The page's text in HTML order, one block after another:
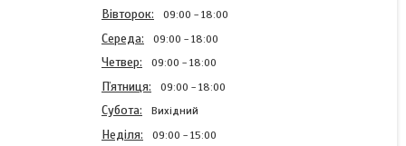
Вівторок 09:00 18:00
Середа 09:00 18:00
Четвер 09:00 18:00
Пʼятниця 09:00 18:00
Субота Вихідний
Неділя 09:00 15:00